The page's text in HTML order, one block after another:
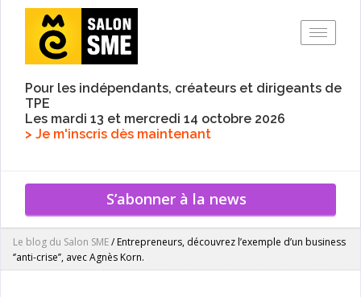
Pour les indépendants, créateurs et dirigeants de
TPE
Les mardi 13 et mercredi 14 octobre 2026
> Je m'inscris dès maintenant
S’abonner à la news
Le blog du Salon SME/Entrepreneurs, découvrez l’exemple d’un business
‘’anti-crise’’, avec Agnès Korn.